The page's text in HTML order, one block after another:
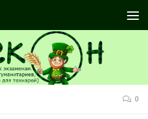
0